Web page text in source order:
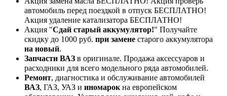
автомобиль перед поездкой в отпуск БЕСПЛАТНО!
Акция удаление катализатора БЕСПЛАТНО!
Акция "Сдай старый аккумулятор!" Получайте
скидку до 1000 руб. при замене старого аккумулятора
на новый.
Запчасти ВАЗ в оригинале. Продажа аксессуаров и
расходники для всего модельного ряда автомобилей.
Ремонт, диагностика и обслуживание автомобилей
ВАЗ, ГАЗ, УАЗ и иномарокна европейском